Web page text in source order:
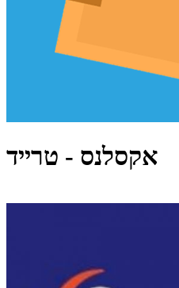
אקסלנס - טרייד